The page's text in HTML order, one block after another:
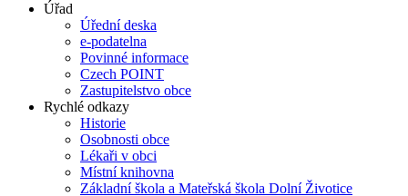
Úřad
Úřední deska
e-podatelna
Povinné informace
Czech POINT
Zastupitelstvo obce
Rychlé odkazy
Historie
Osobnosti obce
Lékaři v obci
Místní knihovna
Základní škola a Mateřská škola Dolní Životice